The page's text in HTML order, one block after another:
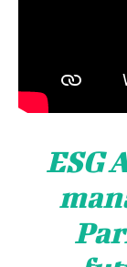
ESG